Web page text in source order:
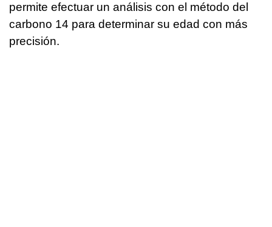
permite efectuar un análisis con el método del
carbono 14 para determinar su edad con más
precisión.